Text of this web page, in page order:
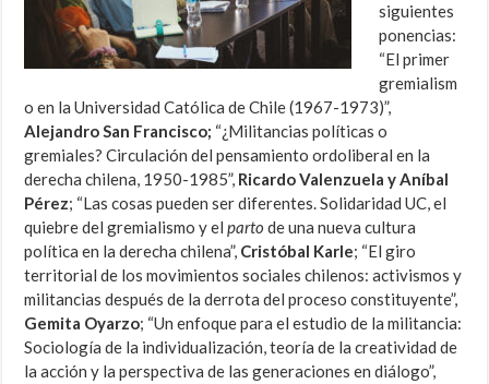
siguientes
ponencias:
“El primer
gremialism
o en la Universidad Católica de Chile (1967-1973)”,
Alejandro San Francisco; “¿Militancias políticas o
gremiales? Circulación del pensamiento ordoliberal en la
derecha chilena, 1950-1985”, Ricardo Valenzuela y Aníbal
Pérez; “Las cosas pueden ser diferentes. Solidaridad UC, el
quiebre del gremialismo y elpartode una nueva cultura
política en la derecha chilena”, Cristóbal Karle; “El giro
territorial de los movimientos sociales chilenos: activismos y
militancias después de la derrota del proceso constituyente”,
Gemita Oyarzo; “Un enfoque para el estudio de la militancia:
Sociología de la individualización, teoría de la creatividad de
la acción y la perspectiva de las generaciones en diálogo”,